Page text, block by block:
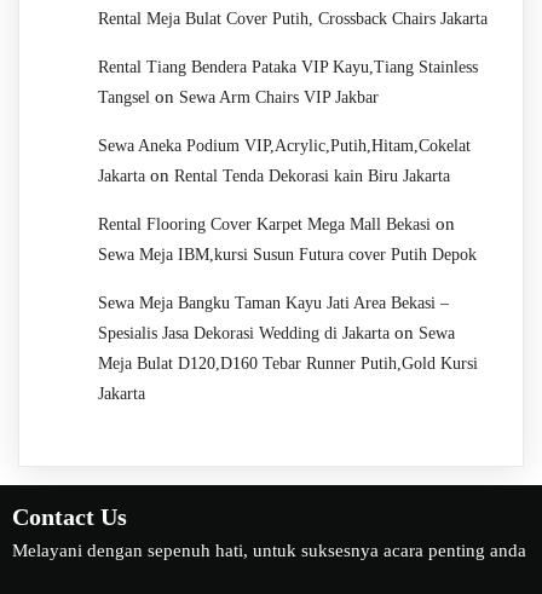
Rental Meja Bulat Cover Putih, Crossback Chairs Jakarta
Rental Tiang Bendera Pataka VIP Kayu,Tiang Stainless
Tangsel on Sewa Arm Chairs VIP Jakbar
Sewa Aneka Podium VIP,Acrylic,Putih,Hitam,Cokelat
Jakarta on Rental Tenda Dekorasi kain Biru Jakarta
Rental Flooring Cover Karpet Mega Mall Bekasi on
Sewa Meja IBM,kursi Susun Futura cover Putih Depok
Sewa Meja Bangku Taman Kayu Jati Area Bekasi –
Spesialis Jasa Dekorasi Wedding di Jakarta on Sewa
Meja Bulat D120,D160 Tebar Runner Putih,Gold Kursi
Jakarta
Contact Us
Melayani dengan sepenuh hati, untuk suksesnya acara penting anda